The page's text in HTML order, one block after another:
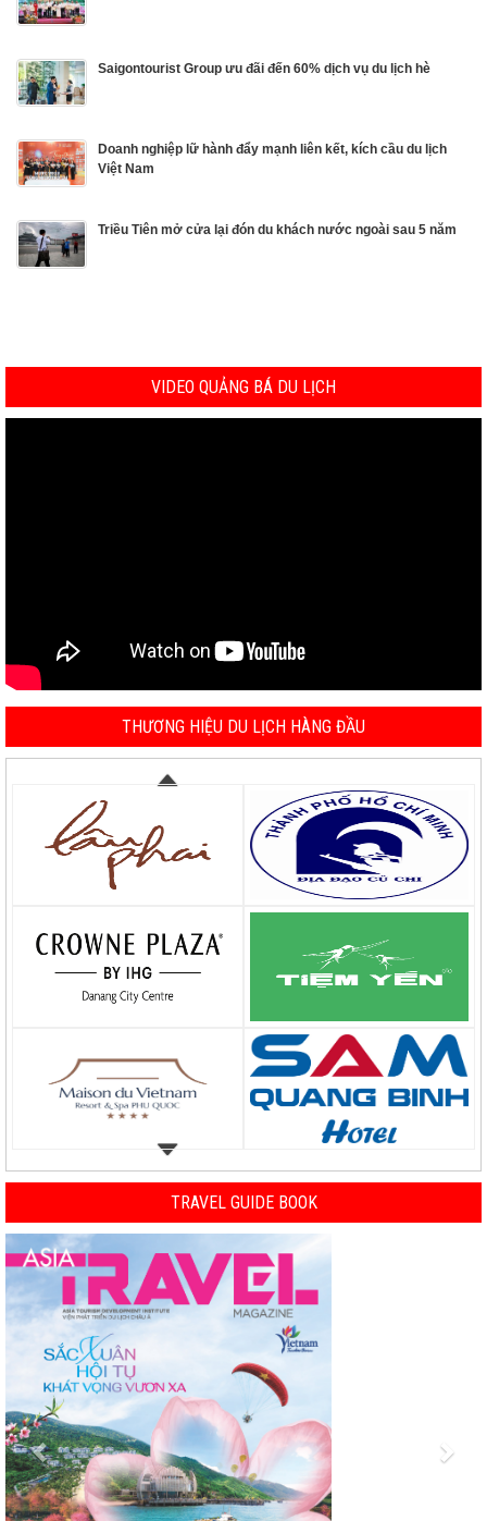
Saigontourist Group ưu đãi đến 60% dịch vụ du lịch hè
Doanh nghiệp lữ hành đẩy mạnh liên kết, kích cầu du lịch
Việt Nam
Triều Tiên mở cửa lại đón du khách nước ngoài sau 5 năm
VIDEO QUẢNG BÁ DU LỊCH
THƯƠNG HIỆU DU LỊCH HÀNG ĐẦU
TRAVEL GUIDE BOOK
Previous